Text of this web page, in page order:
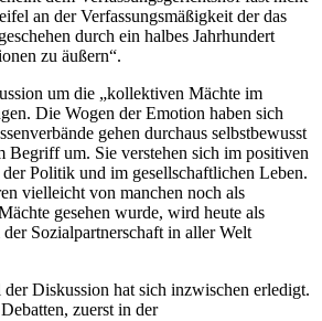
an der Verfassungsmäßigkeit der das
durch ein halbes Jahrhundert
zu äußern“.
um die „kollektiven Mächte im
Die Wogen der Emotion haben sich
gehen durchaus selbstbewusst
Begriff um. Sie verstehen sich im positiven
Politik und im gesellschaftlichen Leben.
vielleicht von manchen noch als
gesehen wurde, wird heute als
Sozialpartnerschaft in aller Welt
Diskussion hat sich inzwischen erledigt.
zuerst in der